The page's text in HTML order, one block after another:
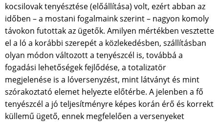
kocsilovak tenyésztése (előállítása) volt, ezért abban az
időben – a mostani fogalmaink szerint – nagyon komoly
távokon futottak az ügetők. Amilyen mértékben vesztette
el a ló a korábbi szerepét a közlekedésben, szállításban
olyan módon változott a tenyészcél is, továbbá a
fogadási lehetőségek fejlődése, a totalizatör
megjelenése is a lóversenyzést, mint látványt és mint
szórakoztató elemet helyezte előtérbe. A jelenben a fő
tenyészcél a jó teljesítményre képes korán érő és korrekt
küllemű ügető, ennek megfelelően a versenyeket